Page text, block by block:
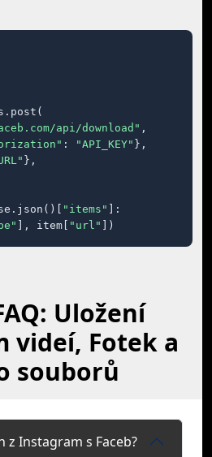
api/download" ,
: "API_KEY" },
},
"items"
]:
], item[ "url" ])
Uložení
videí, Fotek a
souborů
z Instagram s Faceb?